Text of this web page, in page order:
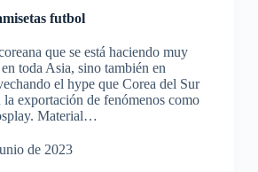
futbol
que se está haciendo muy
toda Asia, sino también en
el hype que Corea del Sur
la exportación de fenómenos como
Material…
de 2023